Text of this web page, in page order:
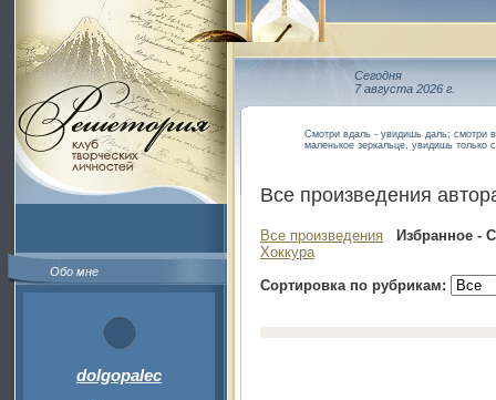
Обо мне
dolgopalec
Сегодня
7 августа 2026 г.
Смотри вдаль - увидишь даль; смотри
маленькое зеркальце, увидишь только
Все произведения
Все произведения
Избранное -
Хоккура
Сортировка по рубрикам: